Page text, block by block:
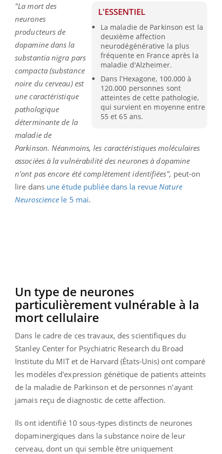
L'ESSENTIEL
La maladie de Parkinson est la
deuxième affection
neurodégénérative la plus
fréquente en France après la
maladie d'Alzheimer.
Dans l’Hexagone, 100.000 à
120.000 personnes sont
atteintes de cette pathologie,
qui survient en moyenne entre
55 et 65 ans.
"La mort des
neurones
producteurs de
dopamine dans la
substantia nigra pars
compacta (substance
noire du cerveau) est
une caractéristique
pathologique
déterminante de la
maladie de
Parkinson. Néanmoins, les caractéristiques moléculaires
associées à la vulnérabilité des neurones à dopamine
n'ont pas encore été complètement identifiées", peut-on
lire dans une étude publiée dans la revue Nature
Neuroscience le 5 mai.
Un type de neurones
particulièrement vulnérable à la
mort cellulaire
Dans le cadre de ces travaux, des scientifiques du
Stanley Center for Psychiatric Research du Broad
Institute du MIT et de Harvard (États-Unis) ont comparé
les modèles d'expression génétique de patients atteints
de la maladie de Parkinson et de personnes n'ayant
jamais reçu de diagnostic de cette affection.
Ils ont identifié 10 sous-types distincts de neurones
dopaminergiques dans la substance noire de leur
cerveau, dont un qui semble être uniquement